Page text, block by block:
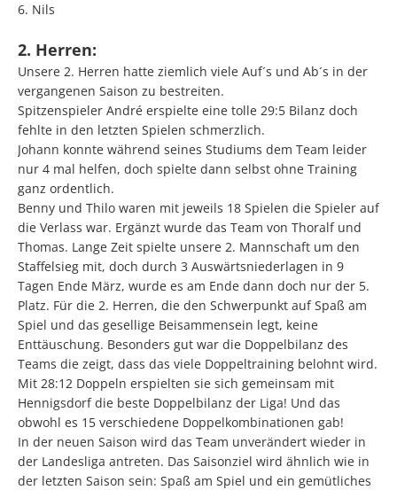
6. Nils
2. Herren:
Unsere 2. Herren hatte ziemlich viele Auf´s und Ab´s in der
vergangenen Saison zu bestreiten.
Spitzenspieler André erspielte eine tolle 29:5 Bilanz doch
fehlte in den letzten Spielen schmerzlich.
Johann konnte während seines Studiums dem Team leider
nur 4 mal helfen, doch spielte dann selbst ohne Training
ganz ordentlich.
Benny und Thilo waren mit jeweils 18 Spielen die Spieler auf
die Verlass war. Ergänzt wurde das Team von Thoralf und
Thomas. Lange Zeit spielte unsere 2. Mannschaft um den
Staffelsieg mit, doch durch 3 Auswärtsniederlagen in 9
Tagen Ende März, wurde es am Ende dann doch nur der 5.
Platz. Für die 2. Herren, die den Schwerpunkt auf Spaß am
Spiel und das gesellige Beisammensein legt, keine
Enttäuschung. Besonders gut war die Doppelbilanz des
Teams die zeigt, dass das viele Doppeltraining belohnt wird.
Mit 28:12 Doppeln erspielten sie sich gemeinsam mit
Hennigsdorf die beste Doppelbilanz der Liga! Und das
obwohl es 15 verschiedene Doppelkombinationen gab!
In der neuen Saison wird das Team unverändert wieder in
der Landesliga antreten. Das Saisonziel wird ähnlich wie in
der letzten Saison sein: Spaß am Spiel und ein gemütliches